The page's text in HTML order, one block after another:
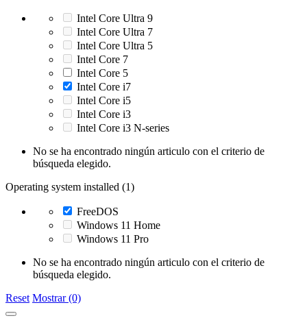
Intel Core Ultra 9
Intel Core Ultra 7
Intel Core Ultra 5
Intel Core 7
Intel Core 5
Intel Core i7
Intel Core i5
Intel Core i3
Intel Core i3 N-series
No se ha encontrado ningún articulo con el criterio de
búsqueda elegido.
Operating system installed (1)
FreeDOS
Windows 11 Home
Windows 11 Pro
No se ha encontrado ningún articulo con el criterio de
búsqueda elegido.
Reset Mostrar (0)